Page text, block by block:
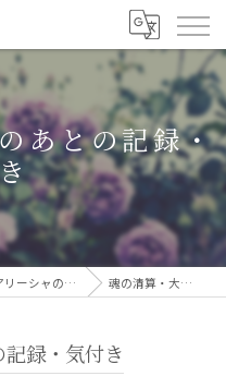
あとの記録・
シャのスピリチュアルブログ 魂の清算・大浄化のあとの記録・気付き
録・気付き